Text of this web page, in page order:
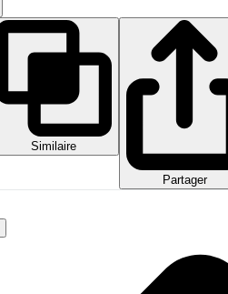
Similaire
Partager